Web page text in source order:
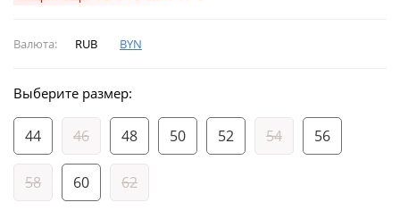
Валюта: RUB BYN
Выберите размер:
44 46 48 50 52 54 56
58 60 62